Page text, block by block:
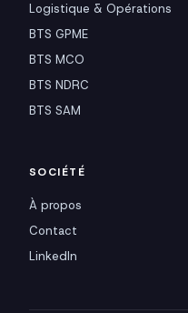
Logistique & Opérations
BTS GPME
BTS MCO
BTS NDRC
BTS SAM
SOCIÉTÉ
À propos
Contact
LinkedIn